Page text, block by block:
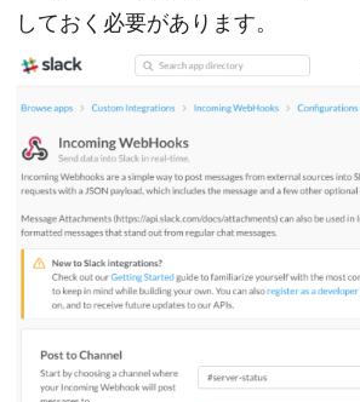
しておく必要があります。